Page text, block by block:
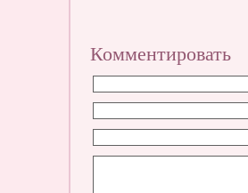
Комментировать